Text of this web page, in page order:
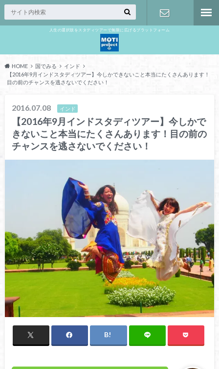
人生の選択肢をスタディツアーで無限に広げるプラットフォーム
HOME 国でみる
インド
【2016年9月インドスタディツアー】今しかできないこと本当にたくさんあります！
目の前のチャンスを逃さないでください！
2016.07.08 インド
【2016年9月インドスタディツアー】今しかで
きないこと本当にたくさんあります！目の前の
チャンスを逃さないでください！